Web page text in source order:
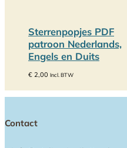
Sterrenpopjes PDF
patroon Nederlands,
Engels en Duits
€ 2,00 Incl. BTW
Contact